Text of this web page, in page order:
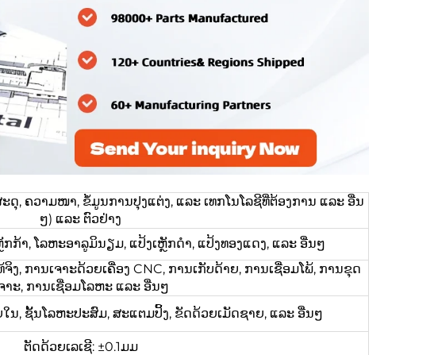
, ຄວາມໜາ, ຂໍ້ມູນການປຸງແຕ່ງ, ແລະ ເທກໂນໂລຊີທີ່ຕ້ອງການ ແລະ ອື່ນ
ໆ) ແລະ ຕົວຢ່າງ
ກກ້າ, ໂລຫະອາລູມິນຽມ, ແປ້ງເຫຼັກດຳ, ແປ້ງທອງແດງ, ແລະ ອື່ນໆ
, ການເຈາະດ້ວຍເຄື່ອງ CNC, ການເກັບດ້າຍ, ການເຊື່ອມໂພ້, ການຂຸດ
າະ, ການເຊື່ອມໂລຫະ ແລະ ອື່ນໆ
ນ, ຊັ້ນໂລຫະປະສົມ, ສະແຕມປິ້ງ, ຂັດດ້ວຍເມັດຊາຍ, ແລະ ອື່ນໆ
ຕັດດ້ວຍເລເຊີ: ±0.1ມມ